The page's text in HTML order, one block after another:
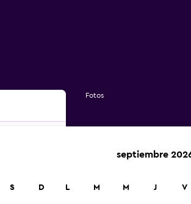
Fotos
S D
septiembre
L M M J V